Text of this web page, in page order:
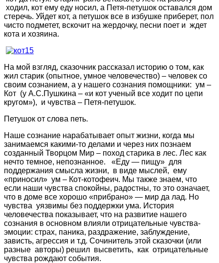
ходил, кот ему еду носил, а Петя-петушок оставался дом
стеречь. Уйдет кот, а петушок все в избушке приберет, пол
чисто подметет, вскочит на жердочку, песни поет и ждет
кота и хозяина.
На мой взгляд, сказочник рассказал историю о том, как
жил старик (опытное, умное человечество) – человек со
своим сознанием, а у нашего сознания помощники: ум –
Кот (у А.С.Пушкина – «и кот ученый все ходит по цепи
кругом»), и чувства – Петя-петушок.
Петушок от слова петь.
Наше сознание нарабатывает опыт жизни, когда мы
занимаемся какими-то делами и через них познаем
созданный Творцом Мир – поход старика в лес. Лес как
нечто темное, непознанное. «Еду — пищу» для
поддержания смысла жизни, в виде мыслей, ему
«приносил» ум – Кот-котофеич. Мы также знаем, что
если наши чувства спокойны, радостны, то это означает,
что в доме все хорошо «прибрано» — мир да лад. Но
чувства уязвимы без поддержки ума. История
человечества показывает, что на развитие нашего
сознания в основном влияли отрицательные чувства-
эмоции: страх, паника, раздражение, заблуждение,
зависть, агрессия и т.д. Сочинитель этой сказочки (или
разные авторы) решил высветить, как отрицательные
чувства рождают события.